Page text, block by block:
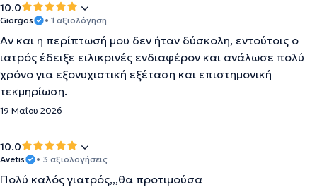
10.0
Giorgos • 1 αξιολόγηση
Αν και η περίπτωσή μου δεν ήταν δύσκολη, εντούτοις ο
ιατρός έδειξε ειλικρινές ενδιαφέρον και ανάλωσε πολύ
χρόνο για εξονυχιστική εξέταση και επιστημονική
τεκμηρίωση.
19 Μαΐου 2026
10.0
Avetis • 3 αξιολογήσεις
Πολύ καλός γιατρός,,,θα προτιμούσα